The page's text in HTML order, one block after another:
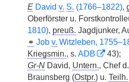
E David v. S. (1766–1822),
Oberförster u.
1810), preuß. Jagdjunker,
⚭ Job v. Witzleben,
Kriegsmin., s. ADB
43);
Gr-N David, Untern., Chef
Braunsberg (Ostpr.) u. Teilh.